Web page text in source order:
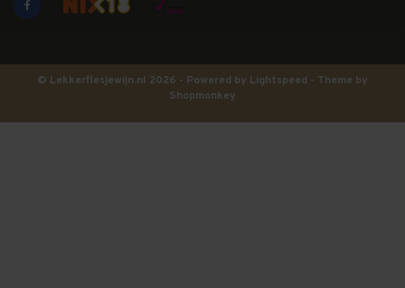
© Lekkerflesjewijn.nl 2026 - Powered by Lightspeed - Theme by
Shopmonkey